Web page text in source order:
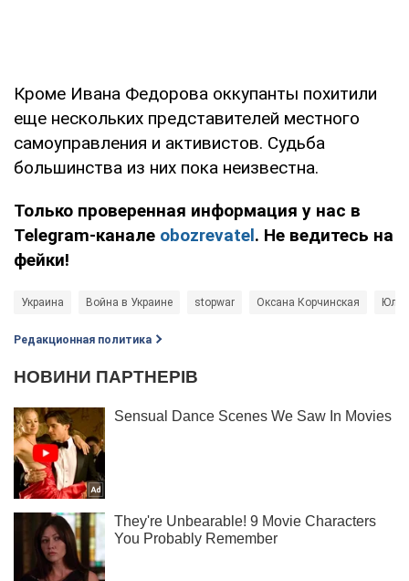
Кроме Ивана Федорова оккупанты похитили
еще нескольких представителей местного
самоуправления и активистов. Судьба
большинства из них пока неизвестна.
Только проверенная информация у нас в
Telegram-канале obozrevatel. Не ведитесь на
фейки!
Украина Война в Украине stopwar Оксана Корчинская
Редакционная политика